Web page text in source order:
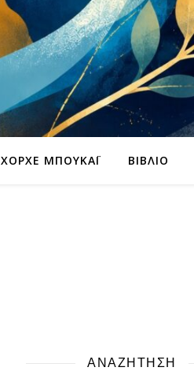
ΧΌΡΧΕ ΜΠΟΥΚΆΙ ΒΙΒΛΊΟ
ΑΝΑΖΗΤΗΣΗ